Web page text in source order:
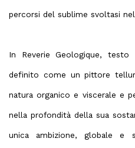
percorsi del sublime svoltasi
In Reverie Geologique, testo
definito come un pittore
natura organico e viscerale e
nella profondità della sua
unica ambizione, globale e